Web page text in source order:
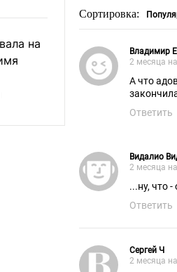
на
Сортировка:
Владимир Е
2 месяца
А что
Ответить
Видалио
2 месяца
...ну, что
Ответить
Сергей Ч
2 месяца